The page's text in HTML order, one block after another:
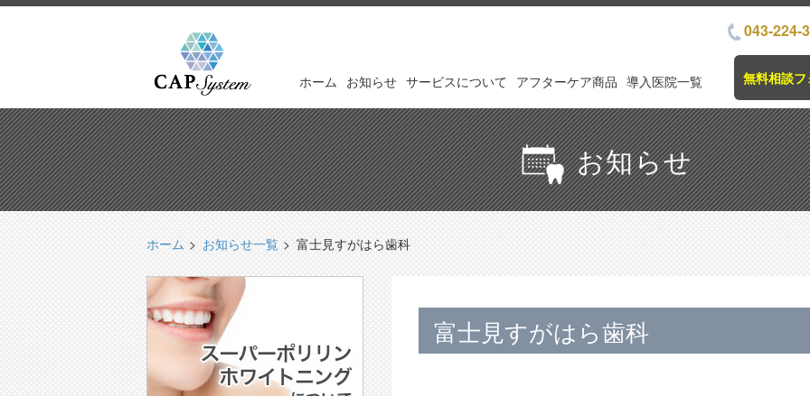
ホーム お知らせ サービスについて アフターケア商品 導入医院一覧
043-224-
無料相談
お知らせ
ホーム お知らせ一覧 富士見すがはら歯科
富士見すがはら歯科